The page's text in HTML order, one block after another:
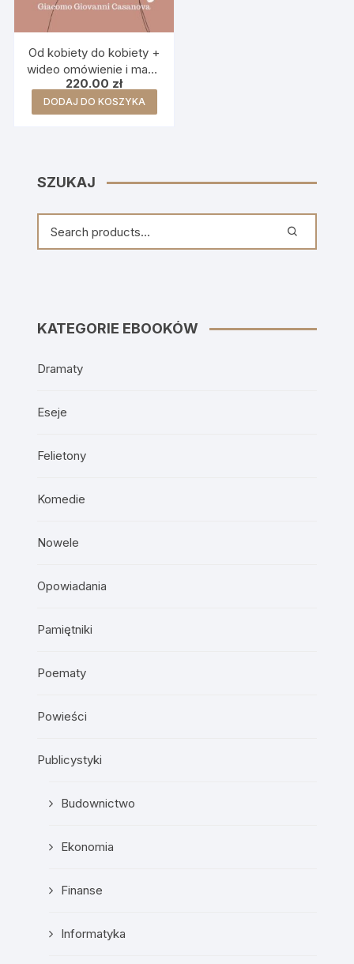
Od kobiety do kobiety +
wideo omówienie i mapa
myśli
220.00 zł
DODAJ DO KOSZYKA
SZUKAJ
KATEGORIE EBOOKÓW
Dramaty
Eseje
Felietony
Komedie
Nowele
Opowiadania
Pamiętniki
Poematy
Powieści
Publicystyki
Budownictwo
Ekonomia
Finanse
Informatyka